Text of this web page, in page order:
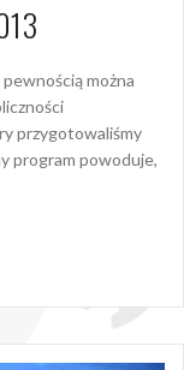
pewnością można
przygotowaliśmy
program powoduje,